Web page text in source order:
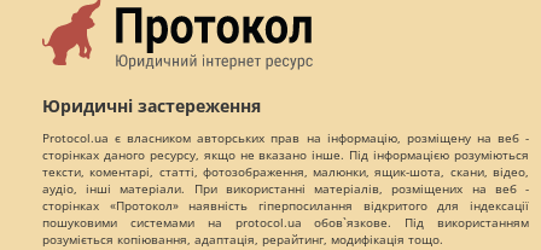
Юридичні застереження
Protocol.ua є власником авторських прав на інформацію, розміщену на веб -
сторінках даного ресурсу, якщо не вказано інше. Під інформацією розуміються
тексти, коментарі, статті, фотозображення, малюнки, ящик-шота, скани, відео,
аудіо, інші матеріали. При використанні матеріалів, розміщених на веб -
сторінках «Протокол» наявність гіперпосилання відкритого для індексації
пошуковими системами на protocol.ua обов`язкове. Під використанням
розуміється копіювання, адаптація, рерайтинг, модифікація тощо.